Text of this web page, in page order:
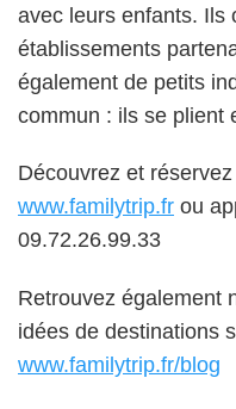
avec leurs enfants. Ils
établissements
également de petits
commun : ils se plient
Découvrez et
www.familytrip.fr ou
09.72.26.99.33
Retrouvez également
idées de destinations
www.familytrip.fr/blog